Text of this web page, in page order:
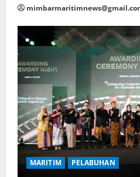
MARITIM PELABUHAN